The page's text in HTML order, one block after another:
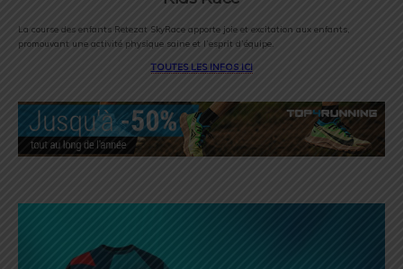
La course des enfants Retezat SkyRace apporte joie et excitation aux enfants,
promouvant une activité physique saine et l’esprit d’équipe.
TOUTES LES INFOS ICI